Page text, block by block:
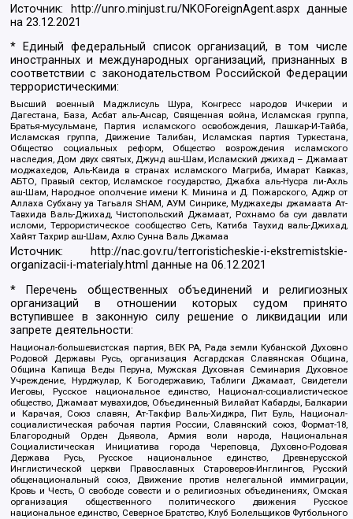
Источник: http://unro.minjust.ru/NKOForeignAgent.aspxданные
на23.12.2021
* Единый федеральный список организаций, в том числе
иностранных и международных организаций, признанных в
соответствии с законодательством Российской Федерации
террористическими:
Высший военный Маджлисуль Шура, Конгресс народов Ичкерии и
Дагестана, База, Асбат аль-Ансар, Священная война, Исламская группа,
Братья-мусульмане, Партия исламского освобождения, Лашкар-И-Тайба,
Исламская группа, Движение Талибан, Исламская партия Туркестана,
Общество социальных реформ, Общество возрождения исламского
наследия, Дом двух святых, Джунд аш-Шам, Исламский джихад – Джамаат
моджахедов, Аль-Каида в странах исламского Магриба, Имарат Кавказ,
АБТО, Правый сектор, Исламское государство, Джабха аль-Нусра ли-Ахль
аш-Шам, Народное ополчение имени К. Минина и Д. Пожарского, Аджр от
Аллаха Субхану уа Тагьаля SHAM, АУМ Синрике, Муджахеды джамаата Ат-
Тавхида Валь-Джихад, Чистопольский Джамаат, Рохнамо ба суи давлати
исломи, Террористическое сообщество Сеть, Катиба Таухид валь-Джихад,
Хайят Тахрир аш-Шам, Ахлю Сунна Валь Джамаа
Источник: http://nac.gov.ru/terroristicheskie-i-ekstremistskie-
organizacii-i-materialy.html данные на06.12.2021
* Перечень общественных объединений и религиозных
организаций в отношении которых судом принято
вступившее в законную силу решение о ликвидации или
запрете деятельности:
Национал-большевистская партия, ВЕК РА, Рада земли Кубанской Духовно
Родовой Державы Русь, организация Асгардская Славянская Община,
Община Капища Веды Перуна, Мужская Духовная Семинария Духовное
Учреждение, Нурджулар, К Богодержавию, Таблиги Джамаат, Свидетели
Иеговы, Русское национальное единство, Национал-социалистическое
общество, Джамаат мувахидов, Объединенный Вилайат Кабарды, Балкарии
и Карачая, Союз славян, Ат-Такфир Валь-Хиджра, Пит Буль, Национал-
социалистическая рабочая партия России, Славянский союз, Формат-18,
Благородный Орден Дьявола, Армия воли народа, Национальная
Социалистическая Инициатива города Череповца, Духовно-Родовая
Держава Русь, Русское национальное единство, Древнерусской
Инглистической церкви Православных Староверов-Инглингов, Русский
общенациональный союз, Движение против нелегальной иммиграции,
Кровь и Честь, О свободе совести и о религиозных объединениях, Омская
организация общественного политического движения Русское
национальное единство, Северное Братство, Клуб Болельщиков Футбольного